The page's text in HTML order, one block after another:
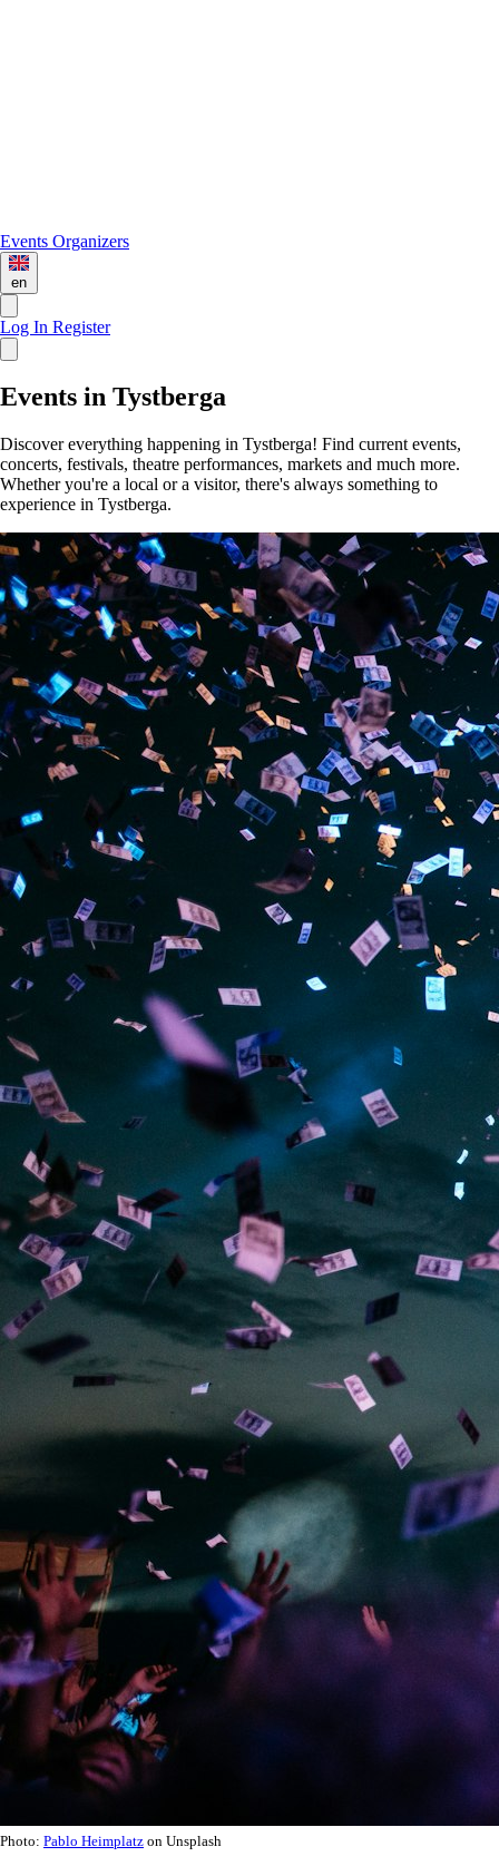
Events Organizers
en
Log In Register
Events in Tystberga
Discover everything happening in Tystberga! Find current events,
concerts, festivals, theatre performances, markets and much more.
Whether you're a local or a visitor, there's always something to
experience in Tystberga.
Photo: Pablo Heimplatz on Unsplash